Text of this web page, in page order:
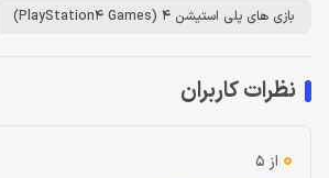
بازی های پلی استیشن 4 (PlayStation4 Games)
نظرات کاربران
0 از 5